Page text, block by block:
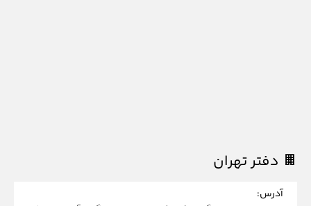
دفتر تهران
آدرس: